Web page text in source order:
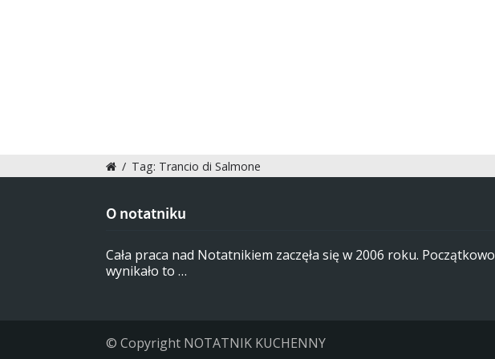
/ Tag: Trancio di Salmone
O notatniku
Cała praca nad Notatnikiem zaczęła się w 2006 roku. Początkowo
wynikało to …
© Copyright NOTATNIK KUCHENNY